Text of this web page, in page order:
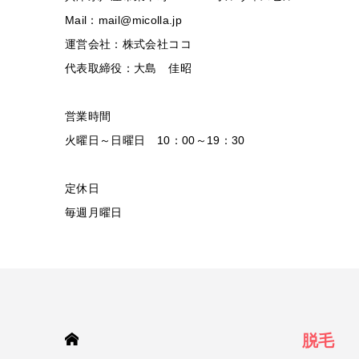
Mail：mail@micolla.jp
運営会社：株式会社ココ
代表取締役：大島 佳昭
営業時間
火曜日～日曜日 10：00～19：30
定休日
毎週月曜日
脱毛